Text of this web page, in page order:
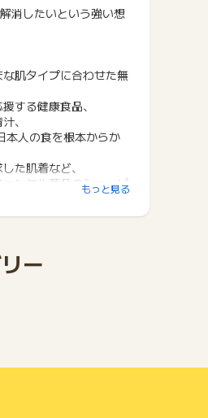
消したいという強い想
肌タイプに合わせた無
する健康食品、
、
本人の食を根本からか
た肌着など、
ンケル商品のショッピ
中です！
もっと見る
ー